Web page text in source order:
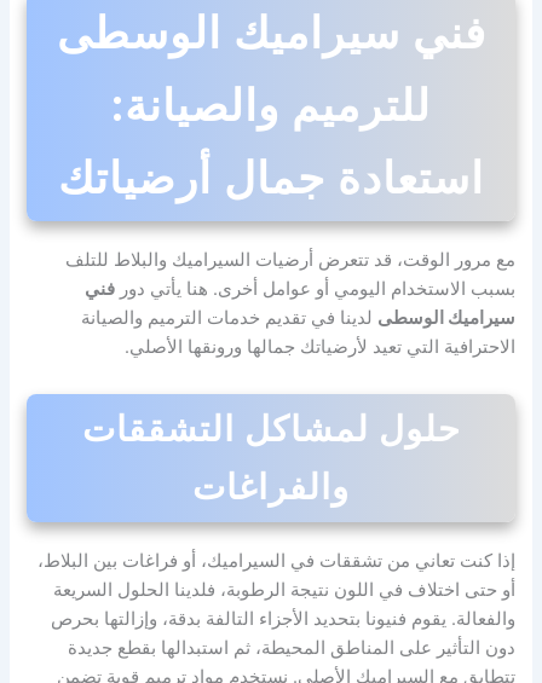
فني سيراميك الوسطى
للترميم والصيانة:
استعادة جمال أرضياتك
مع مرور الوقت، قد تتعرض أرضيات السيراميك والبلاط للتلف
بسبب الاستخدام اليومي أو عوامل أخرى. هنا يأتي دورفني
سيراميك الوسطى لدينا في تقديم خدمات الترميم والصيانة
الاحترافية التي تعيد لأرضياتك جمالها ورونقها الأصلي.
حلول لمشاكل التشققات
والفراغات
إذا كنت تعاني من تشققات في السيراميك، أو فراغات بين البلاط،
أو حتى اختلاف في اللون نتيجة الرطوبة، فلدينا الحلول السريعة
والفعالة. يقوم فنيونا بتحديد الأجزاء التالفة بدقة، وإزالتها بحرص
دون التأثير على المناطق المحيطة، ثم استبدالها بقطع جديدة
تتطابق مع السيراميك الأصلي. نستخدم مواد ترميم قوية تضمن